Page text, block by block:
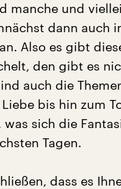
manche und
dann auch
Also es gibt
den gibt es
auch die
bis hin zum
sich die
Tagen.
dass es